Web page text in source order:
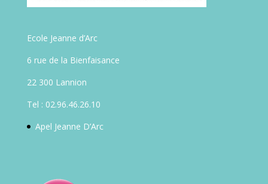
Ecole Jeanne d’Arc
6 rue de la Bienfaisance
22 300 Lannion
Tel : 02.96.46.26.10
Apel Jeanne D’Arc